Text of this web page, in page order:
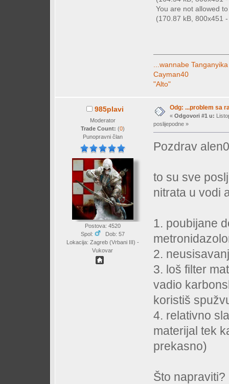
You are not allowed
(170.87 kB, 800x451
...wannabe Tanganyika
Cayman40
"Alto"
985plavi
Moderator
Trade Count: (0)
Punopravni član
Postova: 4520
Spol:
Dob: 57
Lokacija: Zagreb (Vrbani III) -
Vukovar
Odg: ...problem sa
« Odgovori #1 u:
poslijepodne »
Pozdrav
to su sve
nitrata u vodi
1. poubijane
2.
3. loš filter
vadio
koristiš
4. relativno
materijal tek
prekasno)
Što napraviti?